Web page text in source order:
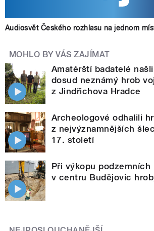
Audiosvět Českého rozhlasu na jednom
MOHLO BY VÁS ZAJÍMAT
Amatérští badatelé
dosud neznámý hrob
z Jindřichova Hradce
Archeologové odhalili
z nejvýznamnějších
17. století
Při výkopu podzemních
v centru Budějovic